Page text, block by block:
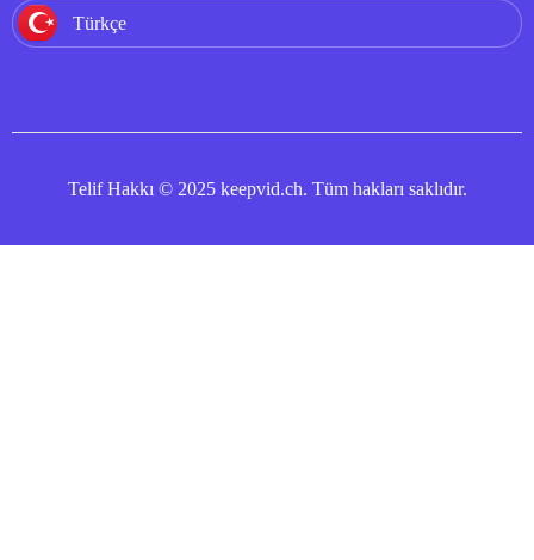
Türkçe
Telif Hakkı © 2025 keepvid.ch. Tüm hakları saklıdır.